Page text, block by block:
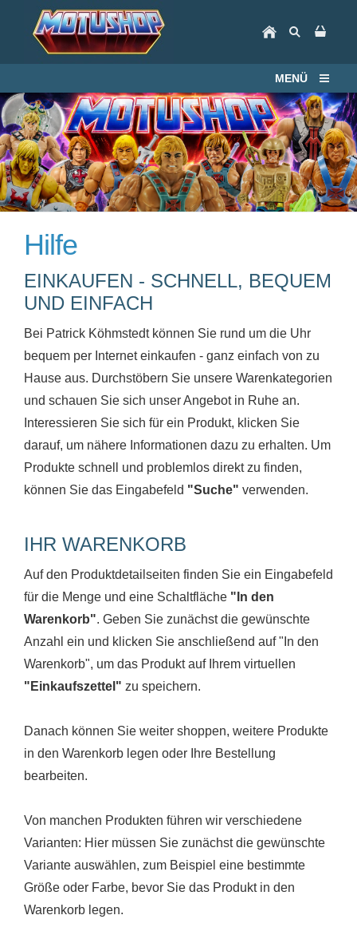
MENÜ
Hilfe
EINKAUFEN - SCHNELL, BEQUEM
UND EINFACH
Bei Patrick Köhmstedt können Sie rund um die Uhr
bequem per Internet einkaufen - ganz einfach von zu
Hause aus. Durchstöbern Sie unsere Warenkategorien
und schauen Sie sich unser Angebot in Ruhe an.
Interessieren Sie sich für ein Produkt, klicken Sie
darauf, um nähere Informationen dazu zu erhalten. Um
Produkte schnell und problemlos direkt zu finden,
können Sie das Eingabefeld "Suche" verwenden.
IHR WARENKORB
Auf den Produktdetailseiten finden Sie ein Eingabefeld
für die Menge und eine Schaltfläche "In den
Warenkorb". Geben Sie zunächst die gewünschte
Anzahl ein und klicken Sie anschließend auf "In den
Warenkorb", um das Produkt auf Ihrem virtuellen
"Einkaufszettel" zu speichern.
Danach können Sie weiter shoppen, weitere Produkte
in den Warenkorb legen oder Ihre Bestellung
bearbeiten.
Von manchen Produkten führen wir verschiedene
Varianten: Hier müssen Sie zunächst die gewünschte
Variante auswählen, zum Beispiel eine bestimmte
Größe oder Farbe, bevor Sie das Produkt in den
Warenkorb legen.